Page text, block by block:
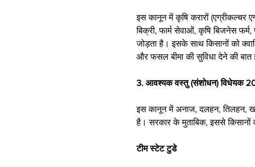
इस कानून में कृषि करारों (एग्रीकल्चर
बिक्री, फार्म सेवाओं, कृषि बिजनेस
जोड़ता है। इसके साथ किसानों को
और फसल बीमा की सुविधा देने की
3. आवश्यक वस्तु (संशोधन) विधेयक
इस कानून में अनाज, दलहन, तिलहन,
है। सरकार के मुताबिक, इससे किसानों
टीम स्टेट टुडे